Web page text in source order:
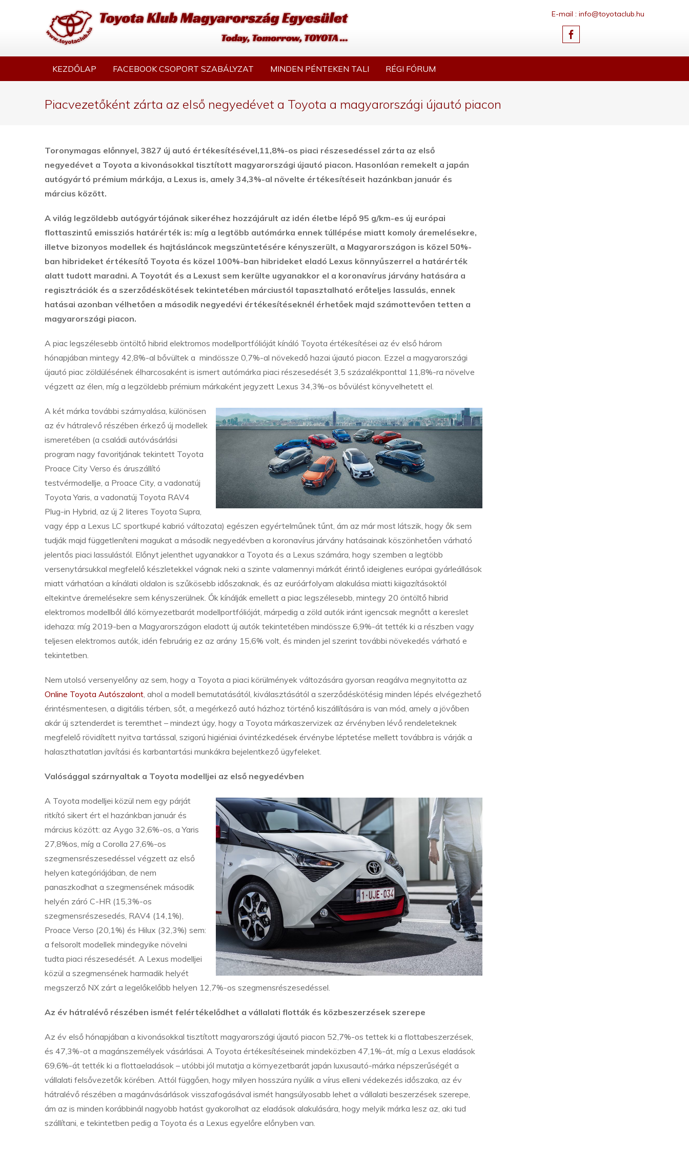
E-mail : info@toyotaclub.hu
KEZDŐLAP FACEBOOK CSOPORT SZABÁLYZAT MINDEN PÉNTEKEN TALI RÉGI FÓRUM
Piacvezetőként zárta az első negyedévet a Toyota a magyarországi újautó piacon
Toronymagas előnnyel, 3827 új autó értékesítésével,11,8%-os piaci részesedéssel zárta az első
negyedévet a Toyota a kivonásokkal tisztított magyarországi újautó piacon. Hasonlóan remekelt a japán
autógyártó prémium márkája, a Lexus is, amely 34,3%-al növelte értékesítéseit hazánkban január és
március között.
A világ legzöldebb autógyártójának sikeréhez hozzájárult az idén életbe lépő 95 g/km-es új európai
flottaszintű emissziós határérték is: míg a legtöbb autómárka ennek túllépése miatt komoly áremelésekre,
illetve bizonyos modellek és hajtásláncok megszüntetésére kényszerült, a Magyarországon is közel 50%-
ban hibrideket értékesítő Toyota és közel 100%-ban hibrideket eladó Lexus könnyűszerrel a határérték
alatt tudott maradni. A Toyotát és a Lexust sem kerülte ugyanakkor el a koronavírus járvány hatására a
regisztrációk és a szerződéskötések tekintetében márciustól tapasztalható erőteljes lassulás, ennek
hatásai azonban vélhetően a második negyedévi értékesítéseknél érhetőek majd számottevően tetten a
magyarországi piacon.
A piac legszélesebb öntöltő hibrid elektromos modellportfólióját kínáló Toyota értékesítései az év első három
hónapjában mintegy 42,8%-al bővültek a mindössze 0,7%-al növekedő hazai újautó piacon. Ezzel a magyarországi
újautó piac zöldülésének élharcosaként is ismert autómárka piaci részesedését 3,5 százalékponttal 11,8%-ra növelve
végzett az élen, míg a legzöldebb prémium márkaként jegyzett Lexus 34,3%-os bővülést könyvelhetett el.
A két márka további szárnyalása, különösen
az év hátralevő részében érkező új modellek
ismeretében (a családi autóvásárlási
program nagy favoritjának tekintett Toyota
Proace City Verso és áruszállító
testvérmodellje, a Proace City, a vadonatúj
Toyota Yaris, a vadonatúj Toyota RAV4
Plug-in Hybrid, az új 2 literes Toyota Supra,
vagy épp a Lexus LC sportkupé kabrió változata) egészen egyértelműnek tűnt, ám az már most látszik, hogy ők sem
tudják majd függetleníteni magukat a második negyedévben a koronavírus járvány hatásainak köszönhetően várható
jelentős piaci lassulástól. Előnyt jelenthet ugyanakkor a Toyota és a Lexus számára, hogy szemben a legtöbb
versenytársukkal megfelelő készletekkel vágnak neki a szinte valamennyi márkát érintő ideiglenes európai gyárleállások
miatt várhatóan a kínálati oldalon is szűkösebb időszaknak, és az euróárfolyam alakulása miatti kiigazításoktól
eltekintve áremelésekre sem kényszerülnek. Ők kínálják emellett a piac legszélesebb, mintegy 20 öntöltő hibrid
elektromos modellből álló környezetbarát modellportfólióját, márpedig a zöld autók iránt igencsak megnőtt a kereslet
idehaza: míg 2019-ben a Magyarországon eladott új autók tekintetében mindössze 6,9%-át tették ki a részben vagy
teljesen elektromos autók, idén februárig ez az arány 15,6% volt, és minden jel szerint további növekedés várható e
tekintetben.
Nem utolsó versenyelőny az sem, hogy a Toyota a piaci körülmények változására gyorsan reagálva megnyitotta az
Online Toyota Autószalont, ahol a modell bemutatásától, kiválasztásától a szerződéskötésig minden lépés elvégezhető
érintésmentesen, a digitális térben, sőt, a megérkező autó házhoz történő kiszállítására is van mód, amely a jövőben
akár új sztenderdet is teremthet – mindezt úgy, hogy a Toyota márkaszervizek az érvényben lévő rendeleteknek
megfelelő rövidített nyitva tartással, szigorú higiéniai óvintézkedések érvénybe léptetése mellett továbbra is várják a
halaszthatatlan javítási és karbantartási munkákra bejelentkező ügyfeleket.
Valósággal szárnyaltak a Toyota modelljei az első negyedévben
A Toyota modelljei közül nem egy párját
ritkító sikert ért el hazánkban január és
március között: az Aygo 32,6%-os, a Yaris
27,8%os, míg a Corolla 27,6%-os
szegmensrészesedéssel végzett az első
helyen kategóriájában, de nem
panaszkodhat a szegmensének második
helyén záró C-HR (15,3%-os
szegmensrészesedés, RAV4 (14,1%),
Proace Verso (20,1%) és Hilux (32,3%) sem:
a felsorolt modellek mindegyike növelni
tudta piaci részesedését. A Lexus modelljei
közül a szegmensének harmadik helyét
megszerző NX zárt a legelőkelőbb helyen 12,7%-os szegmensrészesedéssel.
Az év hátralévő részében ismét felértékelődhet a vállalati flották és közbeszerzések szerepe
Az év első hónapjában a kivonásokkal tisztított magyarországi újautó piacon 52,7%-os tettek ki a flottabeszerzések,
és 47,3%-ot a magánszemélyek vásárlásai. A Toyota értékesítéseinek mindeközben 47,1%-át, míg a Lexus eladások
69,6%-át tették ki a flottaeladások – utóbbi jól mutatja a környezetbarát japán luxusautó-márka népszerűségét a
vállalati felsővezetők körében. Attól függően, hogy milyen hosszúra nyúlik a vírus elleni védekezés időszaka, az év
hátralévő részében a magánvásárlások visszafogásával ismét hangsúlyosabb lehet a vállalati beszerzések szerepe,
ám az is minden korábbinál nagyobb hatást gyakorolhat az eladások alakulására, hogy melyik márka lesz az, aki tud
szállítani, e tekintetben pedig a Toyota és a Lexus egyelőre előnyben van.